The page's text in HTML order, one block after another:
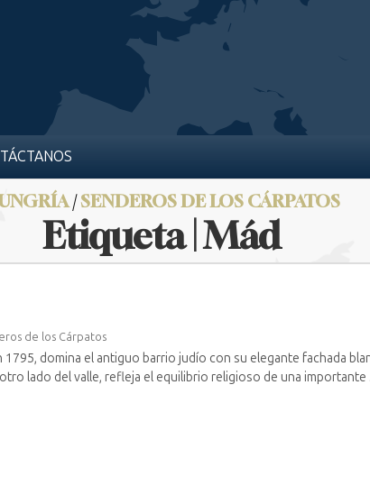
/SENDEROS DE LOS CÁRPATOS
Etiqueta | Mád
de los Cárpatos
1795, domina el antiguo barrio judío con su elegante fachada
lado del valle, refleja el equilibrio religioso de una importante